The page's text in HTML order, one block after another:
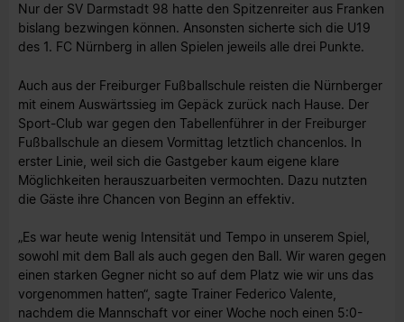
Nur der SV Darmstadt 98 hatte den Spitzenreiter aus Franken
bislang bezwingen können. Ansonsten sicherte sich die U19
des 1. FC Nürnberg in allen Spielen jeweils alle drei Punkte.
Auch aus der Freiburger Fußballschule reisten die Nürnberger
mit einem Auswärtssieg im Gepäck zurück nach Hause. Der
Sport-Club war gegen den Tabellenführer in der Freiburger
Fußballschule an diesem Vormittag letztlich chancenlos. In
erster Linie, weil sich die Gastgeber kaum eigene klare
Möglichkeiten herauszuarbeiten vermochten. Dazu nutzten
die Gäste ihre Chancen von Beginn an effektiv.
„Es war heute wenig Intensität und Tempo in unserem Spiel,
sowohl mit dem Ball als auch gegen den Ball. Wir waren gegen
einen starken Gegner nicht so auf dem Platz wie wir uns das
vorgenommen hatten“, sagte Trainer Federico Valente,
nachdem die Mannschaft vor einer Woche noch einen 5:0-